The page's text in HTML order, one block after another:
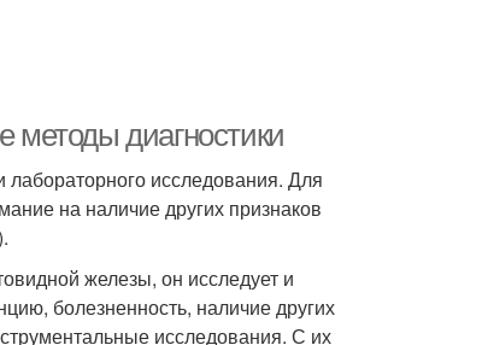
диагностики
лабораторного исследования. Для
на наличие других признаков
железы, он исследует и
болезненность, наличие других
исследования. С их